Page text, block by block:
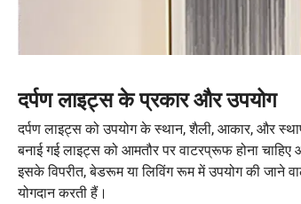
दर्पण लाइट्स के प्रकार और उपयोग
दर्पण लाइट्स को उपयोग के स्थान, शैली, आकार, और
बनाई गई लाइट्स को आमतौर पर वाटरप्रूफ होना
इसके विपरीत, बेडरूम या लिविंग रूम में उपयोग की जाने
योगदान करती हैं।